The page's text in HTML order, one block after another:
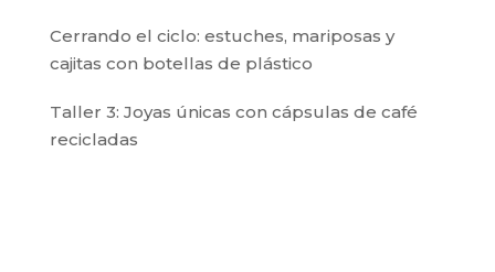
Cerrando el ciclo: estuches, mariposas y
cajitas con botellas de plástico
Taller 3: Joyas únicas con cápsulas de café
recicladas